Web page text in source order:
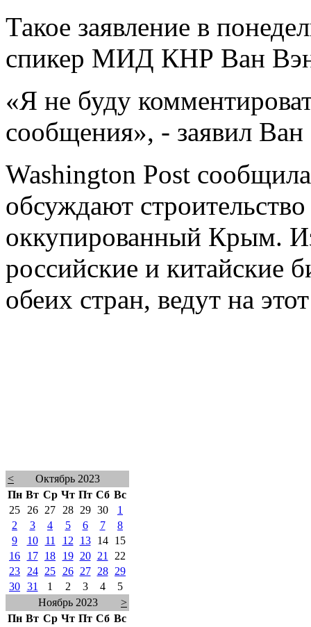
Такое заявление в
спикер МИД КНР Ван
«Я не буду
сообщения», - заявил
Washington Post
обсуждают
оккупированный Крым.
российские и китайские
обеих стран, ведут на
<
Октябрь 2023
Пн Вт Ср Чт Пт Сб Вс
25
26 27 28 29 30
1
2
3 4 5 6 7
8
9
10 11 12 13 14
15
16
17 18 19 20 21
22
23
24 25 26 27 28
29
30 31 1 2 3 4
5
Ноябрь 2023
>
Пн Вт Ср Чт Пт Сб Вс